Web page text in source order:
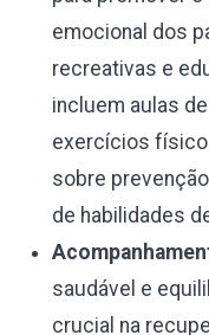
emocional dos
recreativas e
incluem aulas
exercícios
sobre
de habilidades
saudável e
crucial na